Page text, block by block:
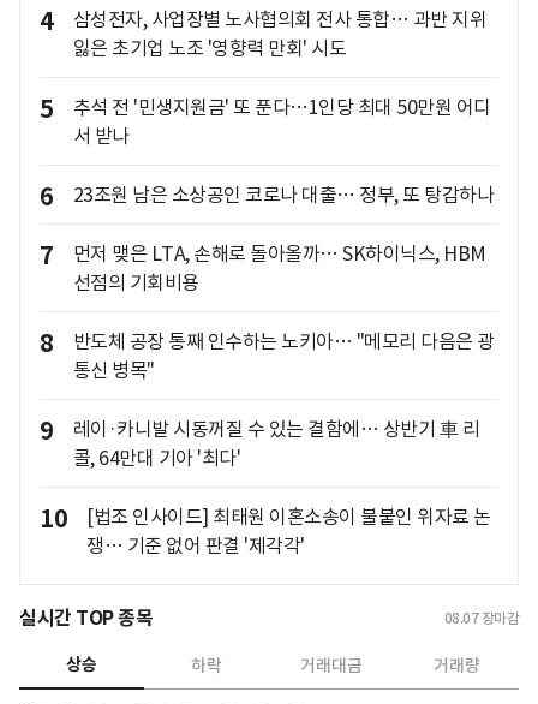
4
삼성전자, 사업장별 노사협의회 전사 통합… 과반 지위
잃은 초기업 노조 '영향력 만회' 시도
5
추석 전 '민생지원금' 또 푼다…1인당 최대 50만원 어디
서 받나
6 23조원 남은 소상공인 코로나 대출… 정부, 또 탕감하나
7
먼저 맺은 LTA, 손해로 돌아올까… SK하이닉스, HBM
선점의 기회비용
8
반도체 공장 통째 인수하는 노키아… "메모리 다음은 광
통신 병목"
9
레이·카니발 시동꺼질 수 있는 결함에… 상반기 車 리
콜, 64만대 기아 '최다'
10
[법조 인사이드] 최태원 이혼소송이 불붙인 위자료 논
쟁… 기준 없어 판결 '제각각'
실시간 TOP 종목 08.07 장마감
상승 하락 거래대금 거래량